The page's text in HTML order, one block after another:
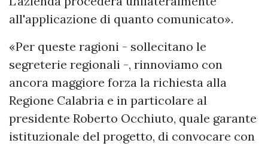
all'applicazione di quanto comunicato».
«Per queste ragioni - sollecitano le
segreterie regionali -, rinnoviamo con
ancora maggiore forza la richiesta alla
Regione Calabria e in particolare al
presidente Roberto Occhiuto, quale garante
istituzionale del progetto, di convocare con